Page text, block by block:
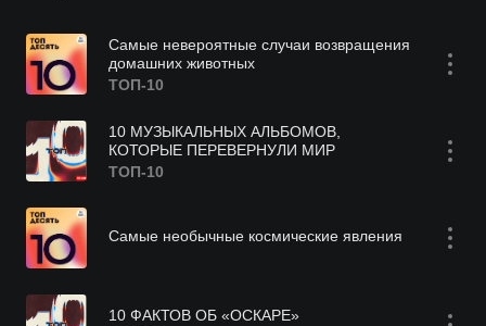
Самые невероятные случаи возвращения
домашних животных
ТОП-10
10 МУЗЫКАЛЬНЫХ АЛЬБОМОВ,
КОТОРЫЕ ПЕРЕВЕРНУЛИ МИР
ТОП-10
Самые необычные космические явления
10 ФАКТОВ ОБ «ОСКАРЕ»